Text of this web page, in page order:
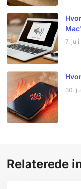
7. juli
30.
Relaterede